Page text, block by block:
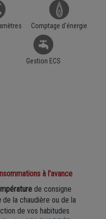
Comptage d'énergie
Gestion ECS
à l'avance
de consigne
de la chaudière ou de la
de vos habitudes